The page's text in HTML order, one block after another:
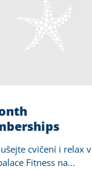
cvičení i relax v
Fitness na...